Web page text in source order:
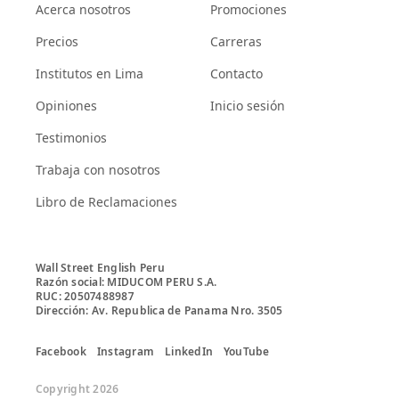
Acerca nosotros
Precios
Institutos en Lima
Opiniones
Testimonios
Trabaja con nosotros
Libro de Reclamaciones
Promociones
Carreras
Contacto
Inicio sesión
Wall Street English Peru
Razón social: MIDUCOM PERU S.A.
RUC: 20507488987
Facebook Instagram LinkedIn YouTube
Copyright 2026